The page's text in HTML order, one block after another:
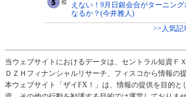
えない！9月日銀会合がターニング
なるか？(今井雅人)
>>人気記
当ウェブサイトにおけるデータは、セントラル短資Ｆ
ＤＺＨフィナンシャルリサーチ、フィスコから情報の
本ウェブサイト「ザイFX！」は、情報の提供を目的と